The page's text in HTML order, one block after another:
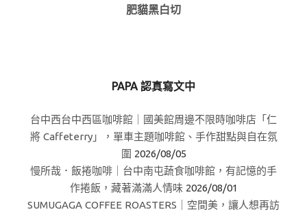
肥貓黑白切
PAPA 認真寫文中
台中西台中西區咖啡館｜國美館周邊不限時咖啡店「仁
將 Caffeterry」，單車主題咖啡館、手作甜點與自在氛
圍 2026/08/05
慢所哉．飯捲咖啡｜台中南屯蔬食咖啡館，有記憶的手
作捲飯，藏著滿滿人情味 2026/08/01
SUMUGAGA COFFEE ROASTERS｜空間美，讓人想再訪